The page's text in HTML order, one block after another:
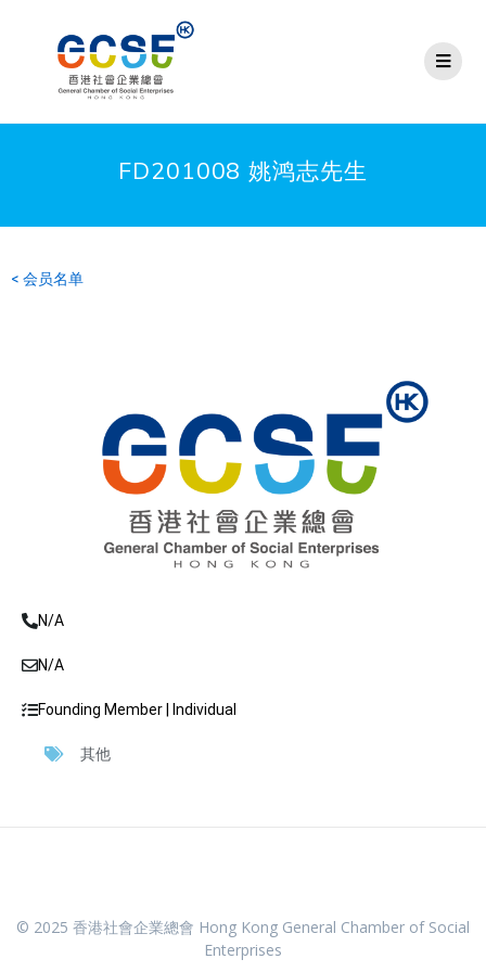
FD201008 姚鸿志先生
< 会员名单
N/A
N/A
Founding Member | Individual
其他
© 2025 香港社會企業總會 Hong Kong General Chamber of Social
Enterprises